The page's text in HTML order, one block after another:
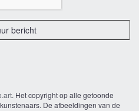
. Het copyright op alle getoonde
De afbeeldingen van de